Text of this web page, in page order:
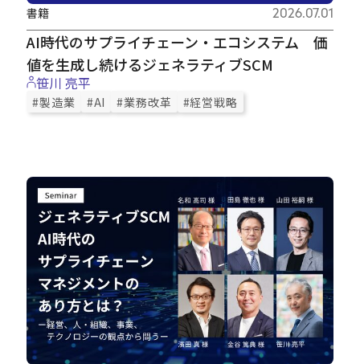
AI時代のサプライチェーン・エコシステム 価
値を生成し続けるジェネラティブSCM
書籍 2026.07.01
笹川 亮平
#製造業 #AI #業務改革 #経営戦略